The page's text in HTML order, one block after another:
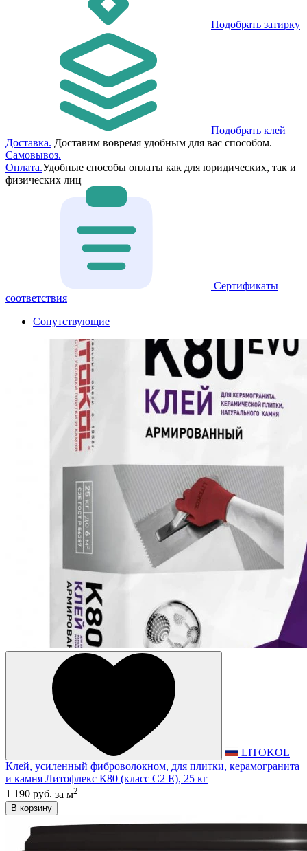
Подобрать затирку
Подобрать клей
Доставка. Доставим вовремя удобным для вас способом.
Самовывоз.
Оплата.Удобные способы оплаты как для юридических, так и
физических лиц
Сертификаты
соответствия
Сопутствующие
LITOKOL
Клей, усиленный фиброволокном, для плитки, керамогранита
и камня Литофлекс К80 (класс С2 E), 25 кг
1 190 руб. за м2
В корзину